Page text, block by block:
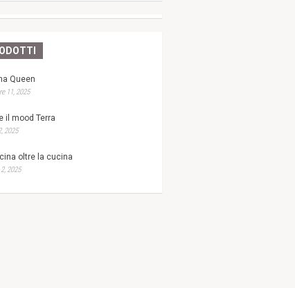
Queen
11, 2025
il mood Terra
2025
oltre la cucina
2025